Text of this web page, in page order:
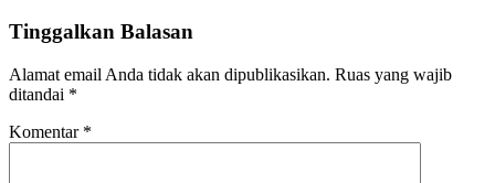
Tinggalkan Balasan
Alamat email Anda tidak akan dipublikasikan. Ruas yang wajib
ditandai *
Komentar *